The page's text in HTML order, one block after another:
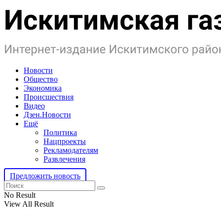
Новости
Общество
Экономика
Происшествия
Видео
Дзен.Новости
Ещё
Политика
Нацпроекты
Рекламодателям
Развлечения
Предложить новость
No Result
View All Result